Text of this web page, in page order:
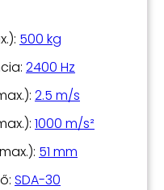
500 kg
2400 Hz
2.5 m/s
1000 m/s²
51 mm
SDA-30